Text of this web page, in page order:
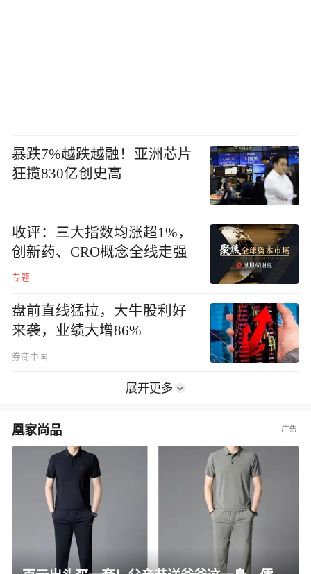
暴跌7%越跌越融！亚洲芯片
狂揽830亿创史高
收评：三大指数均涨超1%，
创新药、CRO概念全线走强
专题
盘前直线猛拉，大牛股利好
来袭，业绩大增86%
券商中国
展开更多
凰家尚品